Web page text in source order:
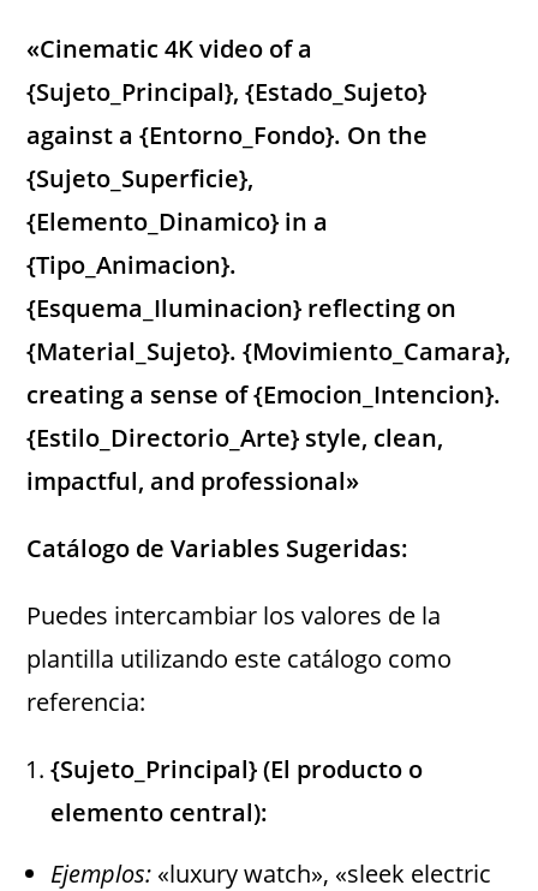
«Cinematic 4K video of a
{Sujeto_Principal}, {Estado_Sujeto}
against a {Entorno_Fondo}. On the
{Sujeto_Superficie},
{Elemento_Dinamico} in a
{Tipo_Animacion}.
{Esquema_Iluminacion} reflecting on
{Material_Sujeto}. {Movimiento_Camara},
creating a sense of {Emocion_Intencion}.
{Estilo_Directorio_Arte} style, clean,
impactful, and professional»
Catálogo de Variables Sugeridas:
Puedes intercambiar los valores de la
plantilla utilizando este catálogo como
referencia:
{Sujeto_Principal} (El producto o
elemento central):
Ejemplos: «luxury watch», «sleek electric